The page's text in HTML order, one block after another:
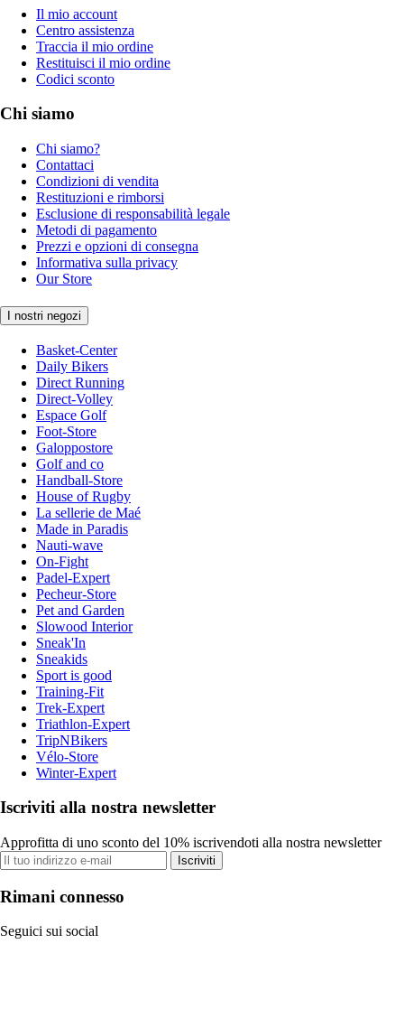
Il mio account
Centro assistenza
Traccia il mio ordine
Restituisci il mio ordine
Codici sconto
Chi siamo
Chi siamo?
Contattaci
Condizioni di vendita
Restituzioni e rimborsi
Esclusione di responsabilità legale
Metodi di pagamento
Prezzi e opzioni di consegna
Informativa sulla privacy
Our Store
I nostri negozi
Basket-Center
Daily Bikers
Direct Running
Direct-Volley
Espace Golf
Foot-Store
Galoppostore
Golf and co
Handball-Store
House of Rugby
La sellerie de Maé
Made in Paradis
Nauti-wave
On-Fight
Padel-Expert
Pecheur-Store
Pet and Garden
Slowood Interior
Sneak'In
Sneakids
Sport is good
Training-Fit
Trek-Expert
Triathlon-Expert
TripNBikers
Vélo-Store
Winter-Expert
Iscriviti alla nostra newsletter
Approfitta di uno sconto del 10% iscrivendoti alla nostra newsletter
Iscriviti
Rimani connesso
Seguici sui social